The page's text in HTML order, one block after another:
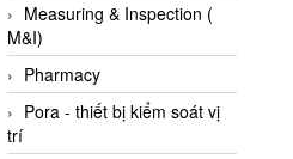
Measuring & Inspection (
M&I)
Pharmacy
Pora - thiết bị kiểm soát vị
trí